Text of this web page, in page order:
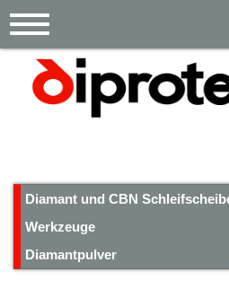
Toggle
navigation
Diamant und CBN
Werkzeuge
Diamantpulver